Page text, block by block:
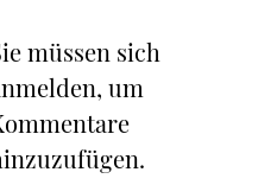
müssen sich
um